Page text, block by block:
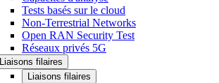
Tests basés sur le cloud
Non-Terrestrial Networks
Open RAN Security Test
Réseaux privés 5G
Liaisons filaires
Liaisons filaires